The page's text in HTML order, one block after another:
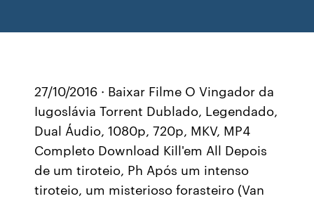
27/10/2016 · Baixar Filme O Vingador da
Iugoslávia Torrent Dublado, Legendado,
Dual Áudio, 1080p, 720p, MKV, MP4
Completo Download Kill'em All Depois
de um tiroteio, Ph Após um intenso
tiroteio, um misterioso forasteiro (Van